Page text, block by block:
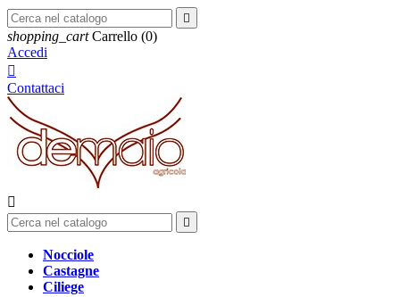

shopping_cart Carrello (0)
Accedi

Contattaci


Nocciole
Castagne
Ciliege